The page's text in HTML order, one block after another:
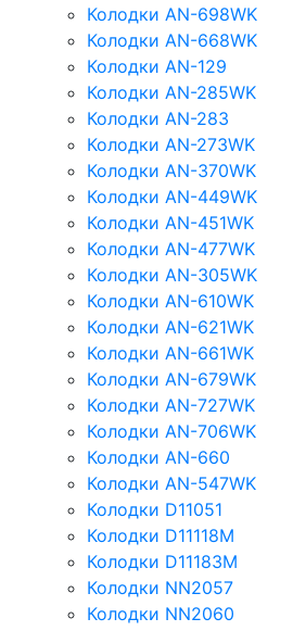
Колодки AN-698WK
Колодки AN-668WK
Колодки AN-129
Колодки AN-285WK
Колодки AN-283
Колодки AN-273WK
Колодки AN-370WK
Колодки AN-449WK
Колодки AN-451WK
Колодки AN-477WK
Колодки AN-305WK
Колодки AN-610WK
Колодки AN-621WK
Колодки AN-661WK
Колодки AN-679WK
Колодки AN-727WK
Колодки AN-706WK
Колодки AN-660
Колодки AN-547WK
Колодки D11051
Колодки D11118M
Колодки D11183M
Колодки NN2057
Колодки NN2060